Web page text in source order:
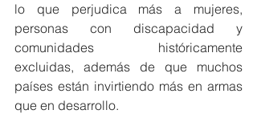
lo que perjudica más a mujeres,
personas con discapacidad y
comunidades históricamente
excluidas, además de que muchos
países están invirtiendo más en armas
que en desarrollo.